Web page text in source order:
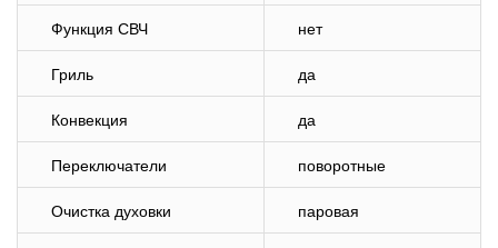
Функция СВЧ нет
Гриль да
Конвекция да
Переключатели поворотные
Очистка духовки паровая